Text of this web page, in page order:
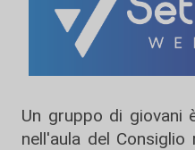
Un gruppo di giovani
nell'aula del